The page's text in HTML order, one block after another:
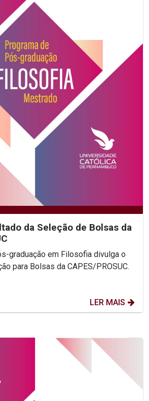
da Seleção de Bolsas da
graduação em Filosofia divulga o
para Bolsas da CAPES/PROSUC.
LER MAIS